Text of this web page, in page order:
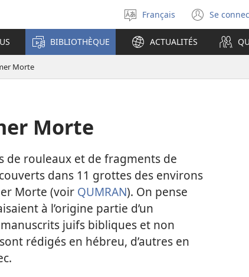
Sélectionner
la
langue
Français Se
une
BIBLIOTHÈQUE ACTUALITÉS
Morte
Morte
de rouleaux et de fragments de
dans 11 grottes des environs
Morte (voir QUMRAN). On pense
à l’origine partie d’un
juifs bibliques et non
rédigés en hébreu, d’autres en